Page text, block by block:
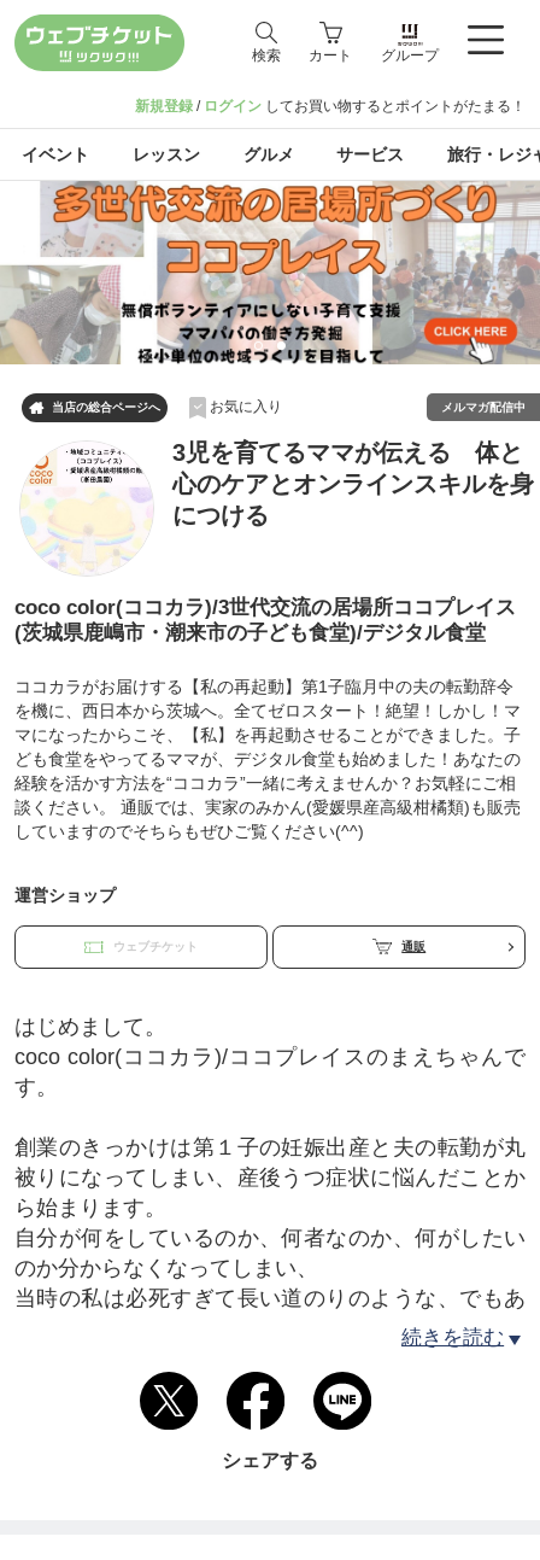
検索 カート グループ
新規登録 / ログイン してお買い物するとポイントがたまる！
イベント レッスン グルメ サービス 旅行・レジ
 当店の総合ページへ お気に入り メルマガ配信中
3児を育てるママが伝える 体と
心のケアとオンラインスキルを身
につける
coco color(ココカラ)/3世代交流の居場所ココプレイス
(茨城県鹿嶋市・潮来市の子ども食堂)/デジタル食堂
ココカラがお届けする【私の再起動】第1子臨月中の夫の転勤辞令
を機に、西日本から茨城へ。全てゼロスタート！絶望！しかし！マ
マになったからこそ、【私】を再起動させることができました。子
ども食堂をやってるママが、デジタル食堂も始めました！あなたの
経験を活かす方法を“ココカラ”一緒に考えませんか？お気軽にご相
談ください。 通販では、実家のみかん(愛媛県産高級柑橘類)も販売
していますのでそちらもぜひご覧ください(^^)
運営ショップ
ウェブチケット 通販
はじめまして。
coco color(ココカラ)/ココプレイスのまえちゃんで
す。
創業のきっかけは第１子の妊娠出産と夫の転勤が丸
被りになってしまい、産後うつ症状に悩んだことか
ら始まります。
自分が何をしているのか、何者なのか、何がしたい
のか分からなくなってしまい、
当時の私は必死すぎて長い道のりのような、でもあ
知る」など内面と向き合うことを学び、
エクササイズのインストラクターに辿り着きまし
ただ、「起業したい」、そんな想いはなかったため
続きを読む
シェアする